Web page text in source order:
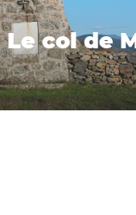
Le col de